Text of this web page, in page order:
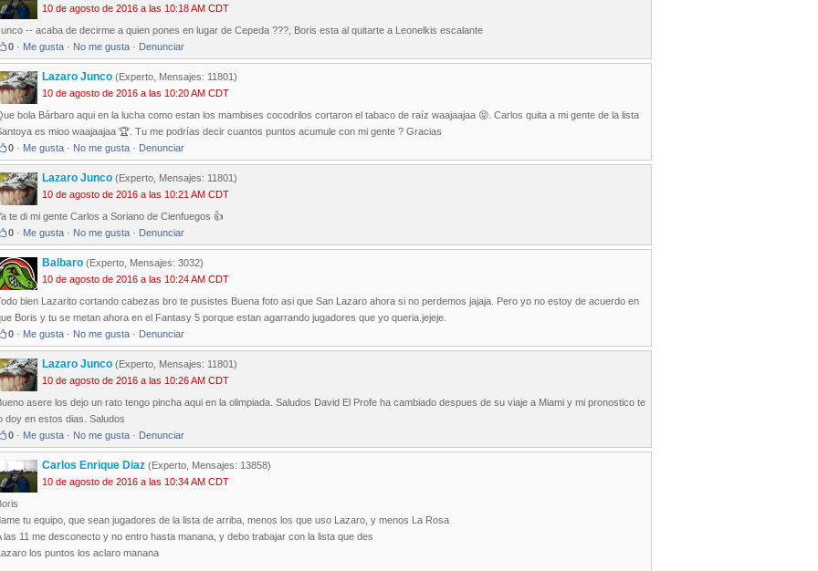
10 de agosto de 2016 a las 10:18 AM CDT
-- acaba de decirme a quien pones en lugar de Cepeda ???, Boris esta al quitarte a Leonelkis escalante
0 · Me gusta · No me gusta · Denunciar
Lazaro Junco (Experto, Mensajes: 11801)
10 de agosto de 2016 a las 10:20 AM CDT
bola Bárbaro aqui en la lucha como estan los mambises cocodrilos cortaron el tabaco de raíz waajaajaa 😝. Carlos quita a mi gente de la lista
es mioo waajaajaa 🏆. Tu me podrías decir cuantos puntos acumule con mi gente ? Gracias
0 · Me gusta · No me gusta · Denunciar
Lazaro Junco (Experto, Mensajes: 11801)
10 de agosto de 2016 a las 10:21 AM CDT
te di mi gente Carlos a Soriano de Cienfuegos 👍
0 · Me gusta · No me gusta · Denunciar
Balbaro (Experto, Mensajes: 3032)
10 de agosto de 2016 a las 10:24 AM CDT
bien Lazarito cortando cabezas bro te pusistes Buena foto asi que San Lazaro ahora si no perdemos jajaja. Pero yo no estoy de acuerdo en
Boris y tu se metan ahora en el Fantasy 5 porque estan agarrando jugadores que yo queria.jejeje.
0 · Me gusta · No me gusta · Denunciar
Lazaro Junco (Experto, Mensajes: 11801)
10 de agosto de 2016 a las 10:26 AM CDT
asere los dejo un rato tengo pincha aqui en la olimpiada. Saludos David El Profe ha cambiado despues de su viaje a Miami y mi pronostico te
doy en estos dias. Saludos
0 · Me gusta · No me gusta · Denunciar
Carlos Enrique Diaz (Experto, Mensajes: 13858)
10 de agosto de 2016 a las 10:34 AM CDT
tu equipo, que sean jugadores de la lista de arriba, menos los que uso Lazaro, y menos La Rosa
las 11 me desconecto y no entro hasta manana, y debo trabajar con la lista que des
los puntos los aclaro manana